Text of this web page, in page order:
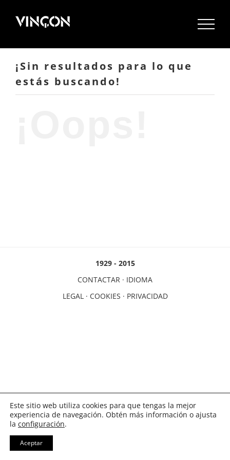
¡Sin resultados para lo que
estás buscando!
1929 - 2015
CONTACTAR · IDIOMA
LEGAL· COOKIES · PRIVACIDAD
Este sitio web utiliza cookies para que tengas la mejor
experiencia de navegación. Obtén más información o ajusta
la configuración.
Aceptar